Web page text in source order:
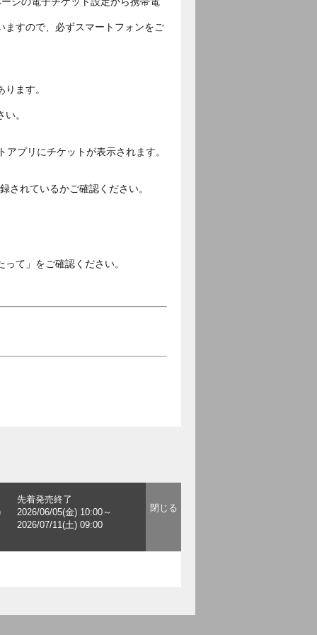
ますので、必ずスマートフォンをご
ます。
。
プリにチケットが表示されます。
されているかご確認ください。
て」をご確認ください。
先着発売終了
2026/06/05(金) 10:00～
2026/07/11(土) 09:00